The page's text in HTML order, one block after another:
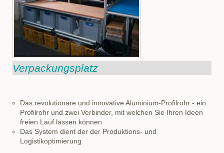
Verpackungsplatz
Das revolutionäre und innovative Aluminium-Profilrohr - ein
Profilrohr und zwei Verbinder, mit welchen Sie Ihren Ideen
freien Lauf lassen können
Das System dient der der Produktions- und
Logistikoptimierung